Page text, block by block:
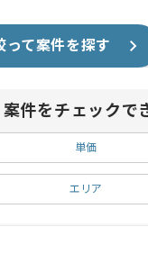
って案件を探す
件をチェックで
単価
エリア